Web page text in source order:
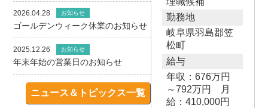
勤務地
岐阜県羽島郡笠
松町
給与
年収：676万円
～792万円 月
給：410,000円
2026.04.28 お知らせ
ゴールデンウィーク休業のお知らせ
2025.12.26 お知らせ
年末年始の営業日のお知らせ
ニュース＆トピックス一覧